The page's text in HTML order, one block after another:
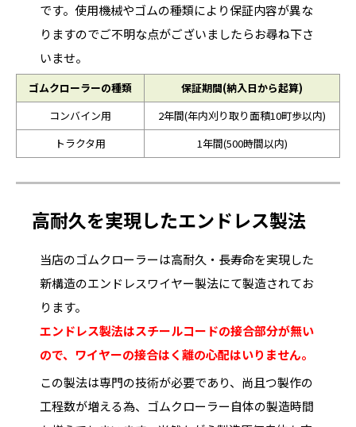
です。使用機械やゴムの種類により保証内容が異な
りますのでご不明な点がございましたらお尋ね下さ
いませ。
ゴムクローラーの種類
保証期間(納入日から起算)
コンバイン用
2年間(年内刈り取り面積10町歩以内)
トラクタ用
1年間(500時間以内)
高耐久を実現したエンドレス製法
当店のゴムクローラーは高耐久・長寿命を実現した
新構造のエンドレスワイヤー製法にて製造されてお
ります。
エンドレス製法はスチールコードの接合部分が無い
ので、ワイヤーの接合はく離の心配はいりません。
この製法は専門の技術が必要であり、尚且つ製作の
工程数が増える為、ゴムクローラー自体の製造時間